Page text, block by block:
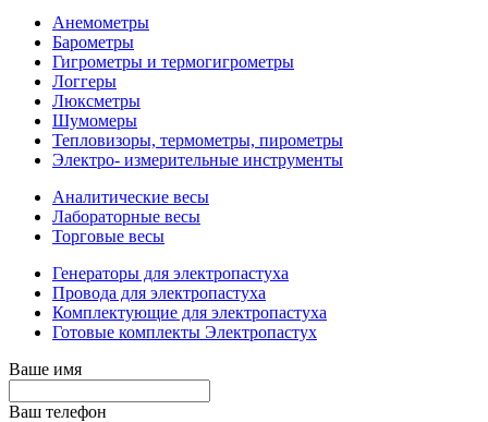
Анемометры
Барометры
Гигрометры и термогигрометры
Логгеры
Люксметры
Шумомеры
Тепловизоры, термометры, пирометры
Электро- измерительные инструменты
Аналитические весы
Лабораторные весы
Торговые весы
Генераторы для электропастуха
Провода для электропастуха
Комплектующие для электропастуха
Готовые комплекты Электропастух
Ваше имя
Ваш телефон